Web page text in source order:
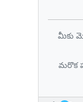
మీకు
మరొక